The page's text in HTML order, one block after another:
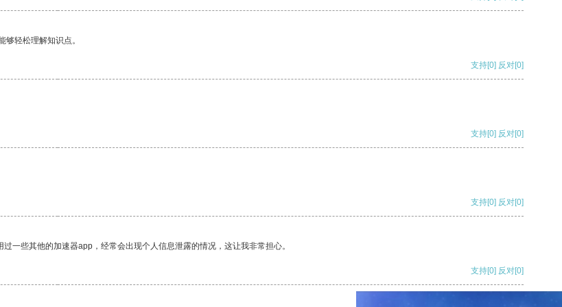
轻松理解知识点。
支持[0] 反对[0]
支持[0] 反对[0]
支持[0] 反对[0]
一些其他的加速器app，经常会出现个人信息泄露的情况，这让我非常担心。
支持[0] 反对[0]